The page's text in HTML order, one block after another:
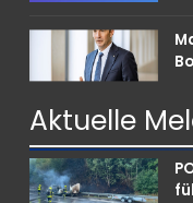
Aktuelle